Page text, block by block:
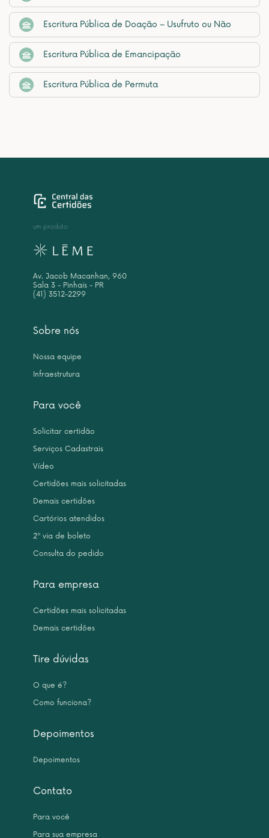
Escritura Pública de Doação – Usufruto ou Não
Escritura Pública de Emancipação
Escritura Pública de Permuta
Sobre nós
Nossa equipe
Infraestrutura
Para você
Solicitar certidão
Serviços Cadastrais
Vídeo
Certidões mais solicitadas
Demais certidões
Cartórios atendidos
2ª via de boleto
Consulta do pedido
Para empresa
Certidões mais solicitadas
Demais certidões
Tire dúvidas
O que é?
Como funciona?
Depoimentos
Depoimentos
Contato
Para você
Para sua empresa
um produto
Av. Jacob Macanhan, 960
Sala 3 - Pinhais - PR
(41) 3512-2299